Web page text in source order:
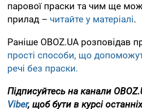
парової праски та чим ще
прилад – читайте у матеріалі.
Раніше OBOZ.UA розповідав
прості способи, що
речі без праски.
Підписуйтесь на канали
Viber, щоб бути в курсі